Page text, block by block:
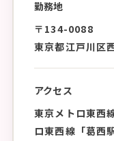
勤務地
〒134-0088
東京都江戸川区
アクセス
東京メトロ東西
ロ東西線「葛西